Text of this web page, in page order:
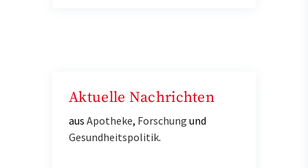
Aktuelle Nachrichten
aus Apotheke, Forschung und
Gesundheitspolitik.